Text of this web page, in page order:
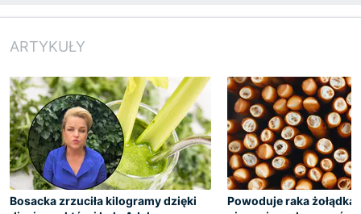
ARTYKUŁY
Bosacka zrzuciła kilogramy dzięki
Powoduje raka